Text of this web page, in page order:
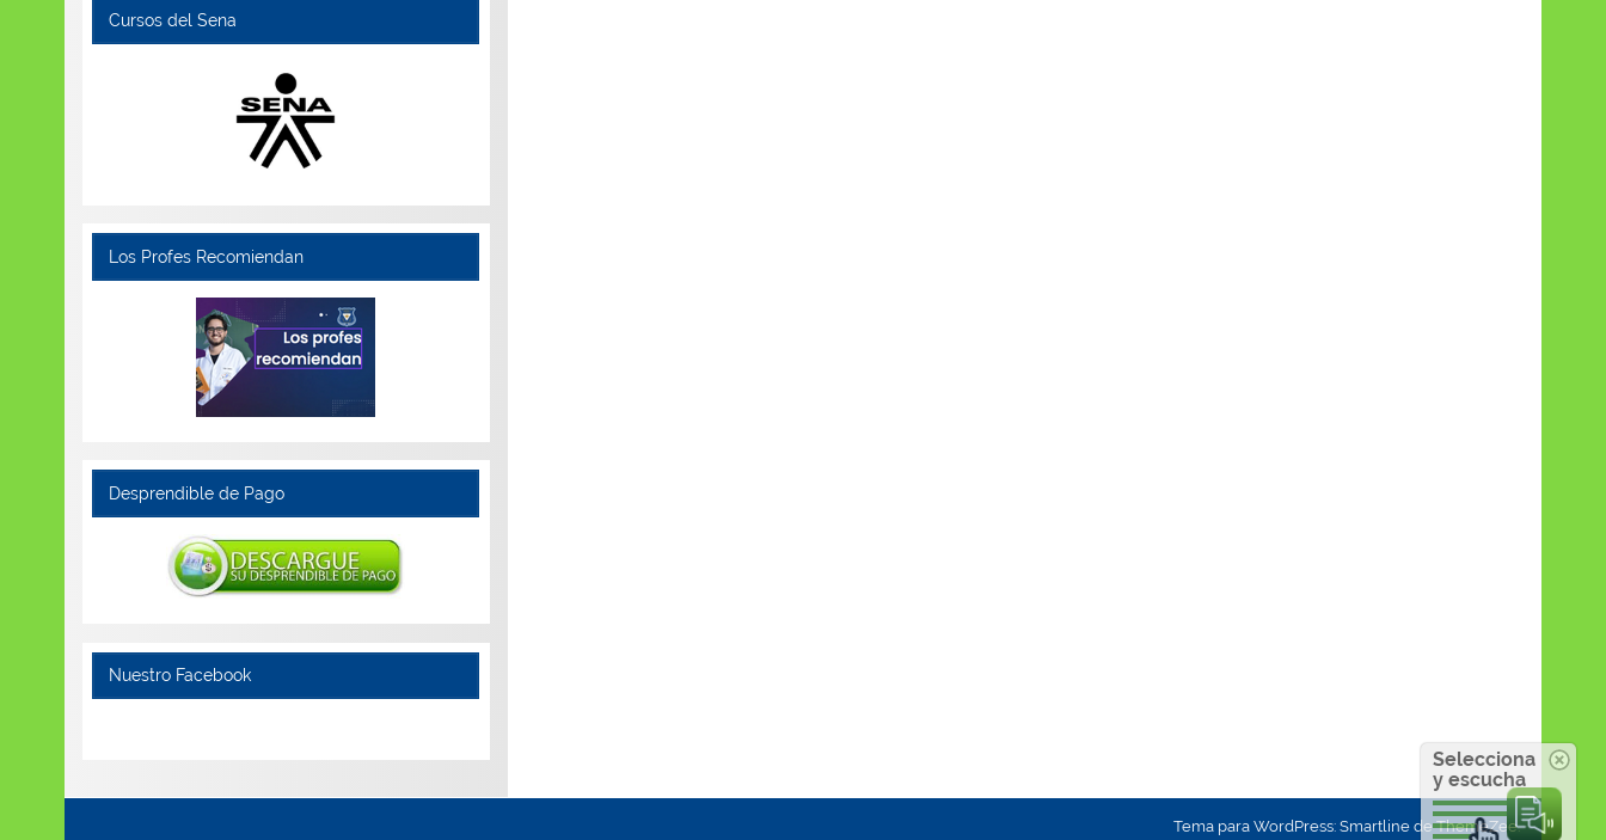
Cursos del Sena
Los Profes Recomiendan
Desprendible de Pago
Nuestro Facebook
Tema para WordPress: Smartline de ThemeZee.
Selecciona
y escucha